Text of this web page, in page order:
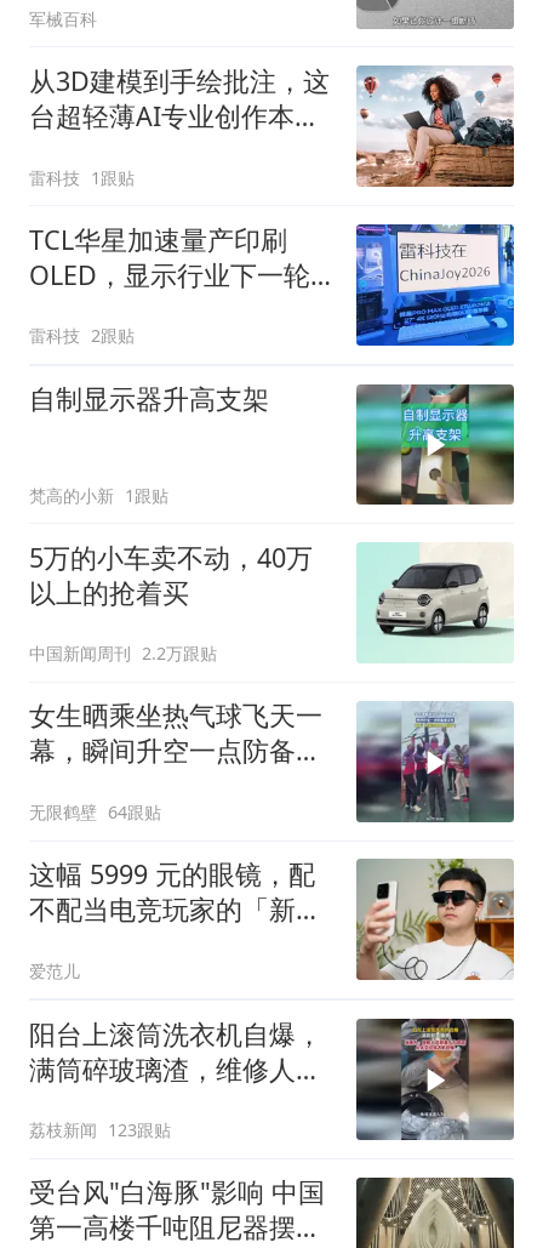
军械百科
从3D建模到手绘批注，这
台超轻薄AI专业创作本全
雷科技 1跟贴
TCL华星加速量产印刷
OLED，显示行业下一轮
雷科技 2跟贴
自制显示器升高支架
梵高的小新 1跟贴
5万的小车卖不动，40万
以上的抢着买
中国新闻周刊 2.2万跟贴
女生晒乘坐热气球飞天一
幕，瞬间升空一点防备都
无限鹤壁 64跟贴
这幅 5999 元的眼镜，配
不配当电竞玩家的「新装
验
爱范儿
阳台上滚筒洗衣机自爆，
满筒碎玻璃渣，维修人员
洗衣机自爆
荔枝新闻 123跟贴
受台风"白海豚"影响 中国
第一高楼千吨阻尼器摆动